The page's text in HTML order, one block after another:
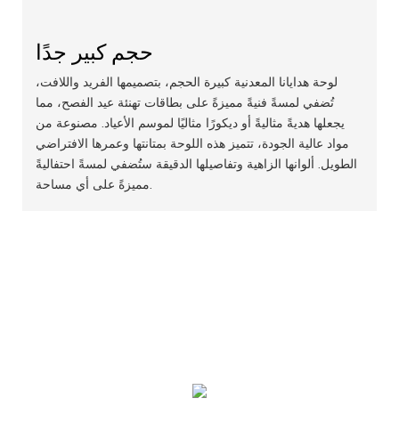
حجم كبير جدًا
لوحة هدايانا المعدنية كبيرة الحجم، بتصميمها الفريد واللافت،
تُضفي لمسةً فنيةً مميزةً على بطاقات تهنئة عيد الفصح، مما
يجعلها هديةً مثاليةً أو ديكورًا مثاليًا لموسم الأعياد. مصنوعة من
مواد عالية الجودة، تتميز هذه اللوحة بمتانتها وعمرها الافتراضي
الطويل. ألوانها الزاهية وتفاصيلها الدقيقة ستُضفي لمسةً احتفاليةً
مميزةً على أي مساحة.